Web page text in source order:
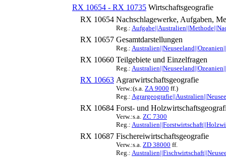
RX 10654 - RX 10735 Wirtschaftsgeografie
RX 10654 Nachschlagewerke, Aufgaben,
Reg.:
RX 10657 Gesamtdarstellungen
Reg.:
RX 10660 Teilgebiete und Einzelfragen
Reg.:
RX 10663 Agrarwirtschaftsgeografie
Verw.:(s.a. ZA 9000 ff.)
Reg.:
RX 10684 Forst- und
Verw.:s.a. ZC 7300
Reg.:
RX 10687 Fischereiwirtschaftsgeografie
Verw.:s.a. ZD 38000 ff.
Reg.: